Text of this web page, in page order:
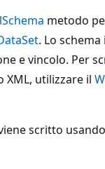
metodo
. Lo
e vincolo. Per
XML, utilizzare il
scritto